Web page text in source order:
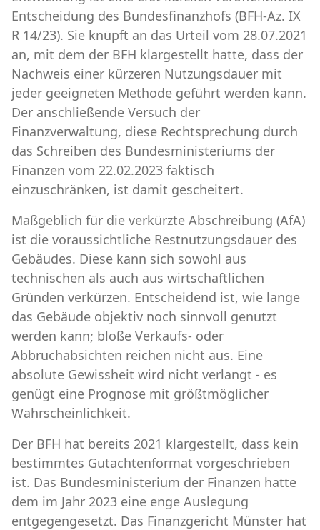
Entscheidung des Bundesfinanzhofs (BFH-Az. IX
R 14/23). Sie knüpft an das Urteil vom 28.07.2021
an, mit dem der BFH klargestellt hatte, dass der
Nachweis einer kürzeren Nutzungsdauer mit
jeder geeigneten Methode geführt werden kann.
Der anschließende Versuch der
Finanzverwaltung, diese Rechtsprechung durch
das Schreiben des Bundesministeriums der
Finanzen vom 22.02.2023 faktisch
einzuschränken, ist damit gescheitert.
Maßgeblich für die verkürzte Abschreibung (AfA)
ist die voraussichtliche Restnutzungsdauer des
Gebäudes. Diese kann sich sowohl aus
technischen als auch aus wirtschaftlichen
Gründen verkürzen. Entscheidend ist, wie lange
das Gebäude objektiv noch sinnvoll genutzt
werden kann; bloße Verkaufs- oder
Abbruchabsichten reichen nicht aus. Eine
absolute Gewissheit wird nicht verlangt - es
genügt eine Prognose mit größtmöglicher
Wahrscheinlichkeit.
Der BFH hat bereits 2021 klargestellt, dass kein
bestimmtes Gutachtenformat vorgeschrieben
ist. Das Bundesministerium der Finanzen hatte
dem im Jahr 2023 eine enge Auslegung
entgegengesetzt. Das Finanzgericht Münster hat